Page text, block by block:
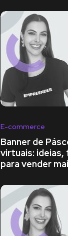
E-commerce
Banner de
virtuais:
para vender